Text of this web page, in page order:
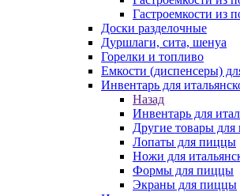
Гастроемкости из
Доски разделочные
Дуршлаги, сита, шенуа
Горелки и топливо
Емкости (диспенсеры)
Инвентарь для
Назад
Инвентарь для
Другие товары для
Лопаты для пиццы
Ножи для
Формы для пиццы
Экраны для пиццы